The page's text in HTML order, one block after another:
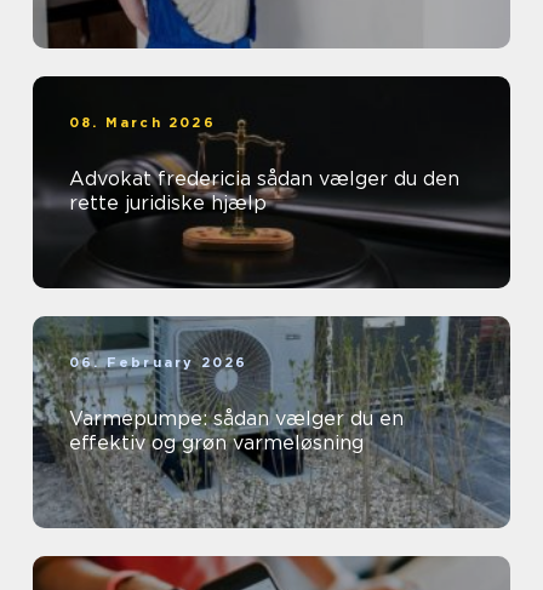
08. March 2026
Advokat fredericia sådan vælger du den
rette juridiske hjælp
06. February 2026
Varmepumpe: sådan vælger du en
effektiv og grøn varmeløsning